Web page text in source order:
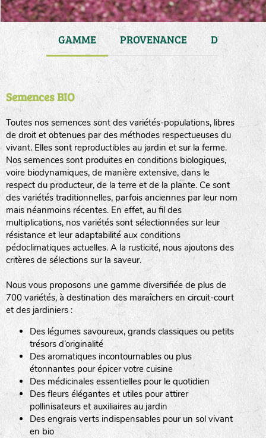
GAMME PROVENANCE DURÉE DE
Semences BIO
Toutes nos semences sont des variétés-populations, libres
de droit et obtenues par des méthodes respectueuses du
vivant. Elles sont reproductibles au jardin et sur la ferme.
Nos semences sont produites en conditions biologiques,
voire biodynamiques, de manière extensive, dans le
respect du producteur, de la terre et de la plante. Ce sont
des variétés traditionnelles, parfois anciennes par leur nom
mais néanmoins récentes. En effet, au fil des
multiplications, nos variétés sont sélectionnées sur leur
résistance et leur adaptabilité aux conditions
pédoclimatiques actuelles. A la rusticité, nous ajoutons des
critères de sélections sur la saveur.
Nous vous proposons une gamme diversifiée de plus de
700 variétés, à destination des maraîchers en circuit-court
et des jardiniers :
Des légumes savoureux, grands classiques ou petits
trésors d’originalité
Des aromatiques incontournables ou plus
étonnantes pour épicer votre cuisine
Des médicinales essentielles pour le quotidien
Des fleurs élégantes et utiles pour attirer
pollinisateurs et auxiliaires au jardin
Des engrais verts indispensables pour un sol vivant
en bio
haies
zone sauvage
tas de compost
fleurs
animaux domestiques